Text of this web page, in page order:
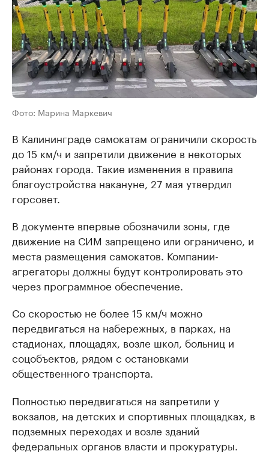
Фото: Марина Маркевич
В Калининграде самокатам ограничили скорость
до 15 км/ч и запретили движение в некоторых
районах города. Такие изменения в правила
благоустройства накануне, 27 мая утвердил
горсовет.
В документе впервые обозначили зоны, где
движение на СИМ запрещено или ограничено, и
места размещения самокатов. Компании-
агрегаторы должны будут контролировать это
через программное обеспечение.
Со скоростью не более 15 км/ч можно
передвигаться на набережных, в парках, на
стадионах, площадях, возле школ, больниц и
соцобъектов, рядом с остановками
общественного транспорта.
Полностью передвигаться на запретили у
вокзалов, на детских и спортивных площадках, в
подземных переходах и возле зданий
федеральных органов власти и прокуратуры.